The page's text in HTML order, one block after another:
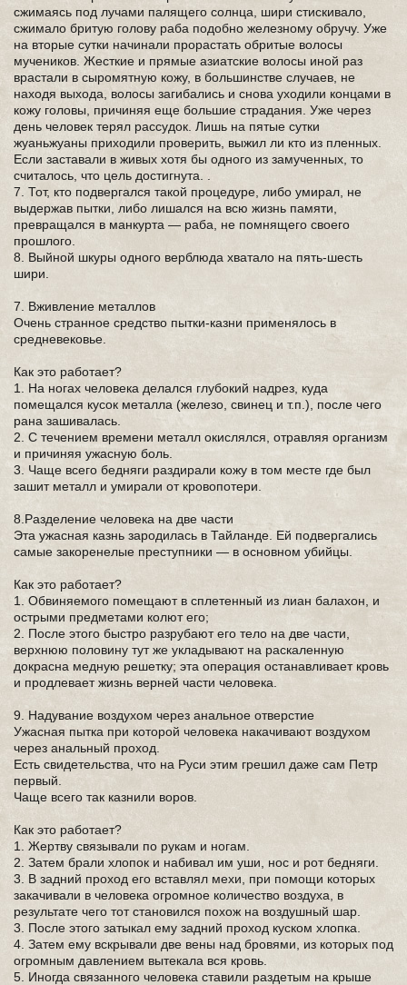
сжимаясь под лучами палящего солнца, шири стискивало,
сжимало бритую голову раба подобно железному обручу. Уже
на вторые сутки начинали прорастать обритые волосы
мучеников. Жесткие и прямые азиатские волосы иной раз
врастали в сыромятную кожу, в большинстве случаев, не
находя выхода, волосы загибались и снова уходили концами в
кожу головы, причиняя еще большие страдания. Уже через
день человек терял рассудок. Лишь на пятые сутки
жуаньжуаны приходили проверить, выжил ли кто из пленных.
Если заставали в живых хотя бы одного из замученных, то
считалось, что цель достигнута. .
7. Тот, кто подвергался такой процедуре, либо умирал, не
выдержав пытки, либо лишался на всю жизнь памяти,
превращался в манкурта — раба, не помнящего своего
прошлого.
8. Выйной шкуры одного верблюда хватало на пять-шесть
шири.
7. Вживление металлов
Очень странное средство пытки-казни применялось в
средневековье.
Как это работает?
1. На ногах человека делался глубокий надрез, куда
помещался кусок металла (железо, свинец и т.п.), после чего
рана зашивалась.
2. С течением времени металл окислялся, отравляя организм
и причиняя ужасную боль.
3. Чаще всего бедняги раздирали кожу в том месте где был
зашит металл и умирали от кровопотери.
8.Разделение человека на две части
Эта ужасная казнь зародилась в Тайланде. Ей подвергались
самые закоренелые преступники — в основном убийцы.
Как это работает?
1. Обвиняемого помещают в сплетенный из лиан балахон, и
острыми предметами колют его;
2. После этого быстро разрубают его тело на две части,
верхнюю половину тут же укладывают на раскаленную
докрасна медную решетку; эта операция останавливает кровь
и продлевает жизнь верней части человека.
9. Надувание воздухом через анальное отверстие
Ужасная пытка при которой человека накачивают воздухом
через анальный проход.
Есть свидетельства, что на Руси этим грешил даже сам Петр
первый.
Чаще всего так казнили воров.
Как это работает?
1. Жертву связывали по рукам и ногам.
2. Затем брали хлопок и набивал им уши, нос и рот бедняги.
3. В задний проход его вставлял мехи, при помощи которых
закачивали в человека огромное количество воздуха, в
результате чего тот становился похож на воздушный шар.
3. После этого затыкал ему задний проход куском хлопка.
4. Затем ему вскрывали две вены над бровями, из которых под
огромным давлением вытекала вся кровь.
5. Иногда связанного человека ставили раздетым на крыше